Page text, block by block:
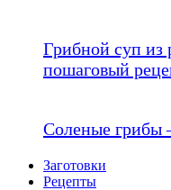
Грибной суп
пошаговый
Соленые грибы
Заготовки
Рецепты